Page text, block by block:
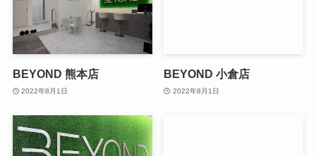
BEYOND 熊本店
2022年8月1日
BEYOND 小倉店
2022年8月1日